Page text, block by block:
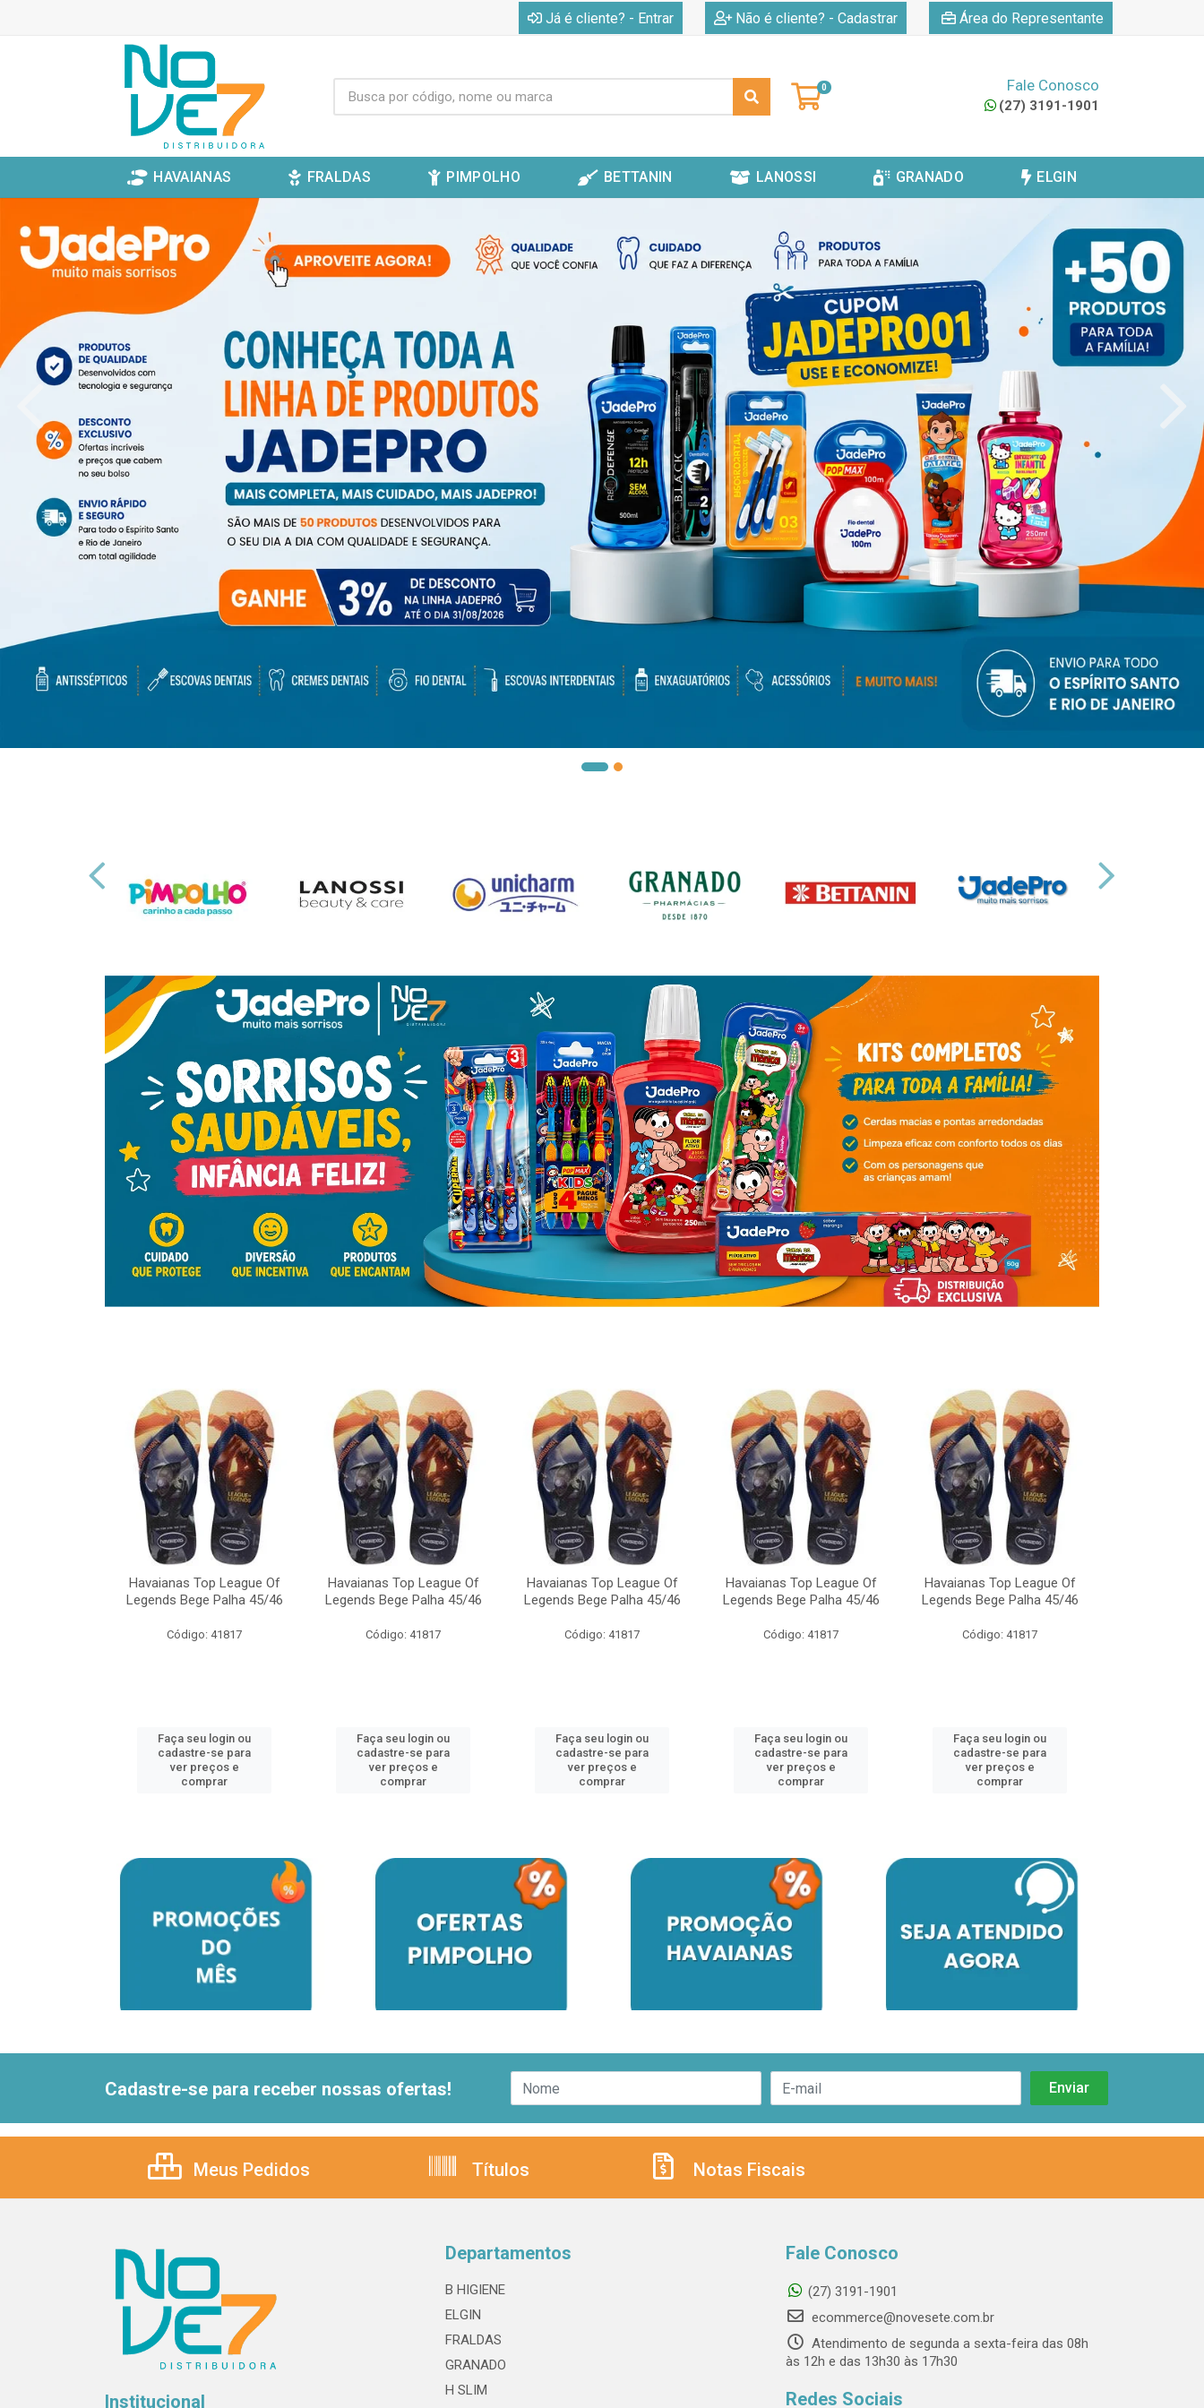
Já é cliente? - Entrar Não é cliente? - Cadastrar Área do Representante
0 Fale Conosco
(27) 3191-1901
HAVAIANAS FRALDAS PIMPOLHO BETTANIN LANOSSI GRANADO ELGIN
Havaianas Top League Of
Legends Bege Palha 45/46
Código: 41817
Faça seu login ou
cadastre-se para
ver preços e
comprar
Havaianas Top League Of
Legends Bege Palha 45/46
Código: 41817
Faça seu login ou
cadastre-se para
ver preços e
comprar
Havaianas Top League Of
Legends Bege Palha 45/46
Código: 41817
Faça seu login ou
cadastre-se para
ver preços e
comprar
Havaianas Top League Of
Legends Bege Palha 45/46
Código: 41817
Faça seu login ou
cadastre-se para
ver preços e
comprar
Havaianas Top League Of
Legends Bege Palha 45/46
Código: 41817
Faça seu login ou
cadastre-se para
ver preços e
comprar
Cadastre-se para receber nossas ofertas!
Meus Pedidos Títulos Notas Fiscais
Institucional
Departamentos
B HIGIENE
ELGIN
FRALDAS
GRANADO
H SLIM
Fale Conosco
(27) 3191-1901
ecommerce@novesete.com.br
Atendimento de segunda a sexta-feira das 08h
às 12h e das 13h30 às 17h30
Redes Sociais